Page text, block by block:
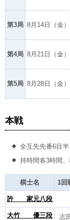
第3局 8月14日（金）
第4局 8月21日（金）
第5局 8月28日（金）
本戦
全互先先番6目
持時間各3時間
棋士名 1回
許 家元八段
大竹 優三段
志